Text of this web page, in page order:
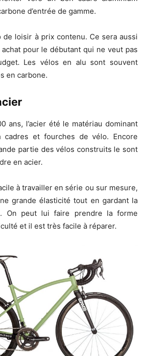
d’entrée de gamme.
de loisir à prix contenu. Ce sera aussi
pour le débutant qui ne veut pas
Les vélos en alu sont souvent
en carbone.
ans, l’acier été le matériau dominant
cadres et fourches de vélo. Encore
partie des vélos construits le sont
en acier.
à travailler en série ou sur mesure,
grande élasticité tout en gardant la
On peut lui faire prendre la forme
et il est très facile à réparer.